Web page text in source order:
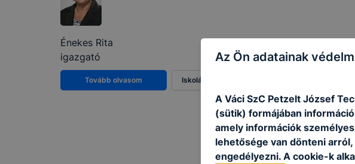
Énekes Rita
igazgató
Tovább olvasom Iskolánk története
Az Ön adatainak
A Váci SzC Petzelt József
(sütik) formájában
amely információk
lehetősége van dönteni
engedélyezni. A cookie-k